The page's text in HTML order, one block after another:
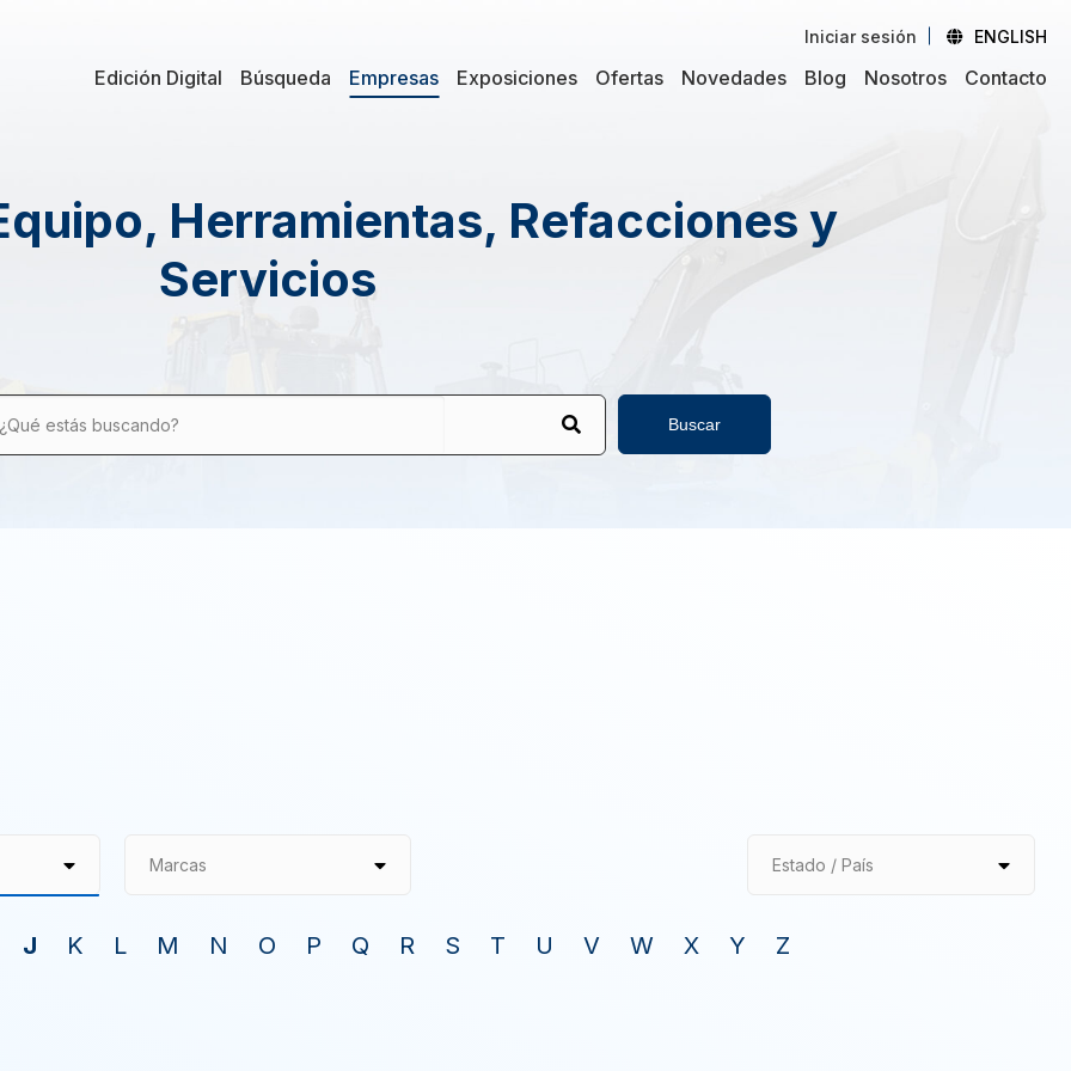
Iniciar sesión ENGLISH
Edición Digital Búsqueda Empresas Exposiciones Ofertas Novedades Blog Nosotros Contacto
Herramientas, Refacciones y
Servicios
¿Qué estás buscando? Buscar
Marcas Estado / País
J K L M N O P Q R S T U V W X Y Z